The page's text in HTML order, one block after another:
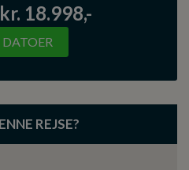
18.998,-
DATOER
REJSE?